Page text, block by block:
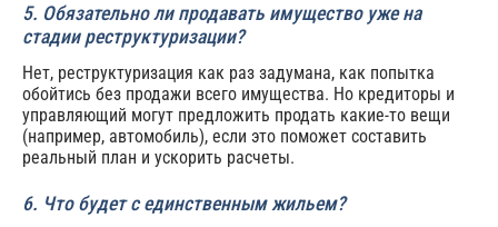
5. Обязательно ли продавать имущество уже на
стадии реструктуризации?
Нет, реструктуризация как раз задумана, как попытка
обойтись без продажи всего имущества. Но кредиторы и
управляющий могут предложить продать какие-то вещи
(например, автомобиль), если это поможет составить
реальный план и ускорить расчеты.
6. Что будет с единственным жильем?